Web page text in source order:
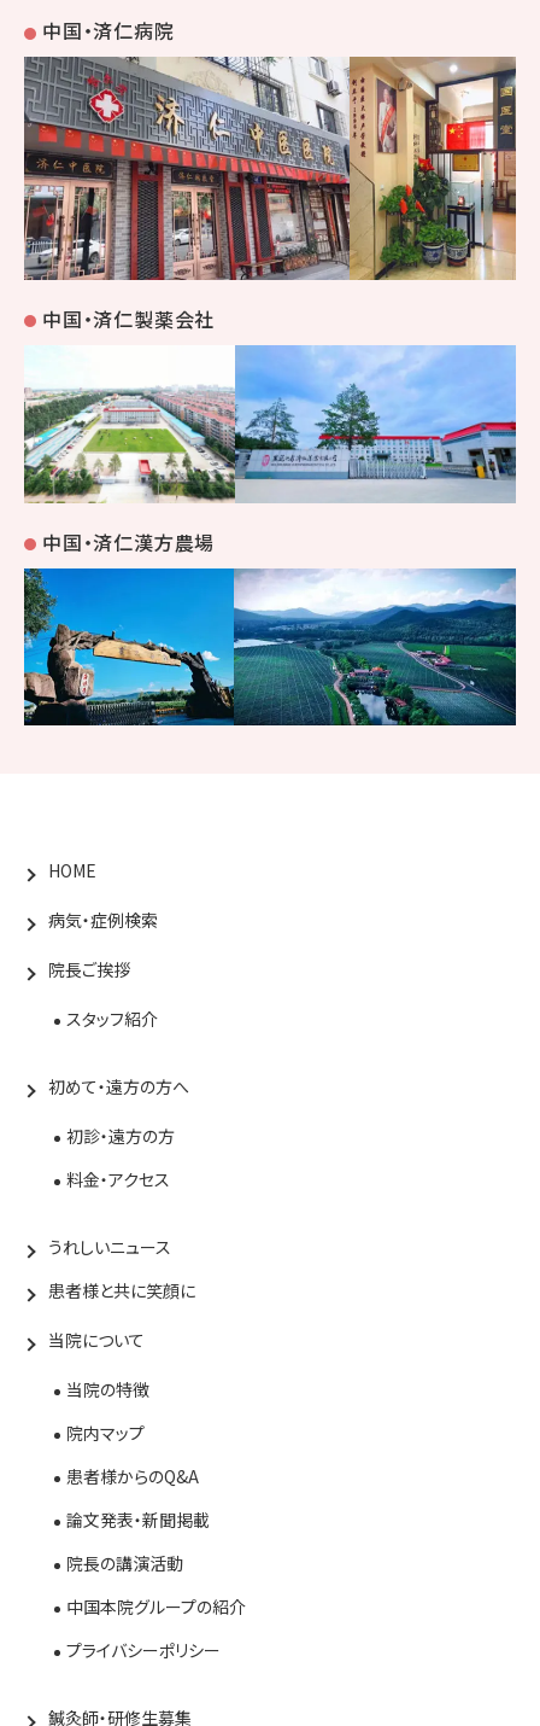
中国・済仁病院
中国・済仁製薬会社
中国・済仁漢方農場
HOME
病気・症例検索
院長ご挨拶
スタッフ紹介
初めて・遠方の方へ
初診・遠方の方
料金・アクセス
うれしいニュース
患者様と共に笑顔に
当院について
当院の特徴
院内マップ
患者様からのQ&A
論文発表・新聞掲載
院長の講演活動
中国本院グループの紹介
プライバシーポリシー
鍼灸師・研修生募集